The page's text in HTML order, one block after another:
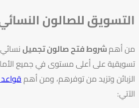
التسويق للصالون
منأهمشروط فتح صالون تجميل
تسويقية على أعلى مستوى في جميع
الزبائن وتزيد من توفرهم، ومن أهم
الآتي: